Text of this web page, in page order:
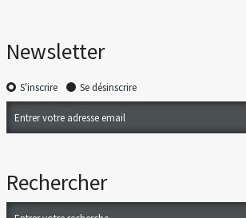
Newsletter
S'inscrire Se désinscrire
Rechercher